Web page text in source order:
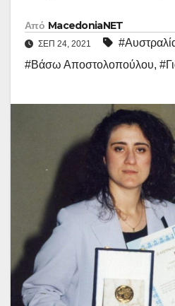
Από MacedoniaNET
ΣΕΠ 24, 2021
#Βάσω Αποστολοπούλου,